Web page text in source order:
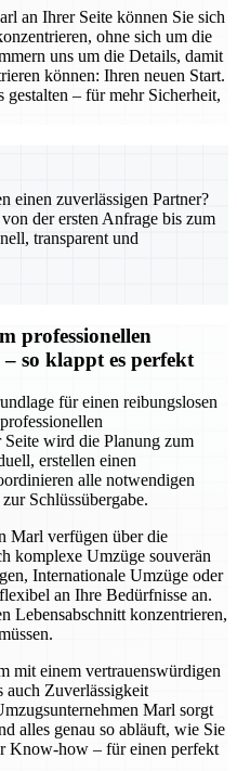
an Ihrer Seite können Sie sich
ohne sich um die
uns um die Details, damit
können: Ihren neuen Start.
– für mehr Sicherheit,
einen zuverlässigen Partner?
der ersten Anfrage bis zum
transparent und
professionellen
so klappt es perfekt
für einen reibungslosen
wird die Planung zum
erstellen einen
alle notwendigen
Schlüssübergabe.
Marl verfügen über die
komplexe Umzüge souverän
Internationale Umzüge oder
an Ihre Bedürfnisse an.
Lebensabschnitt konzentrieren,
mit einem vertrauenswürdigen
auch Zuverlässigkeit
Marl sorgt
alles genau so abläuft, wie Sie
Know-how – für einen perfekt